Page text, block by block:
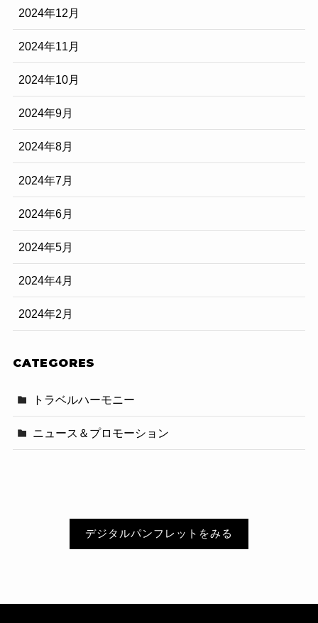
2024年12月
2024年11月
2024年10月
2024年9月
2024年8月
2024年7月
2024年6月
2024年5月
2024年4月
2024年2月
CATEGORES
トラベルハーモニー
ニュース＆プロモーション
デジタルパンフレットをみる